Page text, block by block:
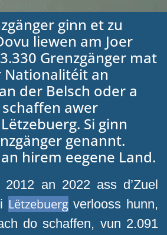
ginn et zu
liewen am Joer
Grenzgänger mat
Nationalitéit an
der Belsch oder a
awer
Si ginn
genannt.
hirem eegene Land.
an 2022 ass d’Zuel
Lëtzebuergverlooss hunn,
do schaffen, vun 2.091